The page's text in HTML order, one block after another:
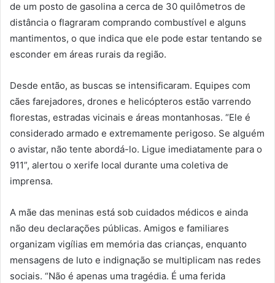
de um posto de gasolina a cerca de 30 quilômetros de
distância o flagraram comprando combustível e alguns
mantimentos, o que indica que ele pode estar tentando se
esconder em áreas rurais da região.
Desde então, as buscas se intensificaram. Equipes com
cães farejadores, drones e helicópteros estão varrendo
florestas, estradas vicinais e áreas montanhosas. “Ele é
considerado armado e extremamente perigoso. Se alguém
o avistar, não tente abordá-lo. Ligue imediatamente para o
911”, alertou o xerife local durante uma coletiva de
imprensa.
A mãe das meninas está sob cuidados médicos e ainda
não deu declarações públicas. Amigos e familiares
organizam vigílias em memória das crianças, enquanto
mensagens de luto e indignação se multiplicam nas redes
sociais. “Não é apenas uma tragédia. É uma ferida